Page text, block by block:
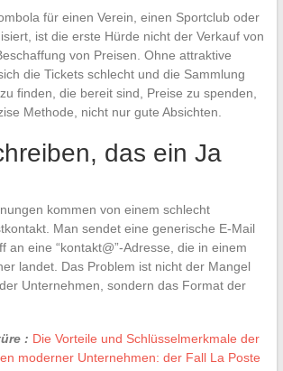
für einen Verein, einen Sportclub oder
ist die erste Hürde nicht der Verkauf von
von Preisen. Ohne attraktive
die Tickets schlecht und die Sammlung
finden, die bereit sind, Preise zu spenden,
Methode, nicht nur gute Absichten.
das ein Ja
kommen von einem schlecht
Man sendet eine generische E-Mail
an eine “kontakt@”-Adresse, die in einem
landet. Das Problem ist nicht der Mangel
Unternehmen, sondern das Format der
: Die Vorteile und Schlüsselmerkmale der
moderner Unternehmen: der Fall La Poste